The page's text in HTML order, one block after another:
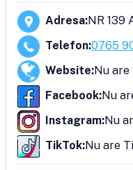
Adresa:NR 139
Telefon:0765
Website:Nu are
Facebook:Nu
Instagram:Nu
TikTok:Nu are